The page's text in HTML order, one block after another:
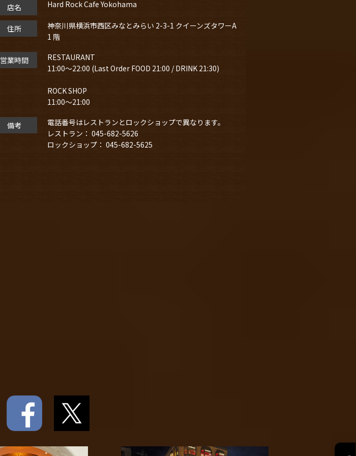
店名 Hard Rock Cafe Yokohama
住所
神奈川県横浜市⻄区みなとみらい 2-3-1 クイーンズタワーA
1 階
営業時間
RESTAURANT
11:00～22:00 (Last Order FOOD 21:00 / DRINK 21:30)
ROCK SHOP
11:00～21:00
備考
電話番号はレストランとロックショップで異なります。
レストラン： 045-682-5626
ロックショップ： 045-682-5625